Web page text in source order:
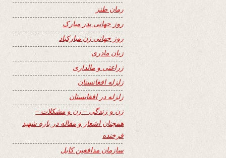
رمان طنز
روز جهانی پدر مبارک
روز جهانی زن مبارکباد
زبان مادری
زراعتی و مالداری
زلزله افغانستان
زلزله در افغانستان
زن و زندگی – زن و مشکلات –
همچنان اشعار و مقاله در باره شهید
فرخنده
سازمان مدافعین کابل